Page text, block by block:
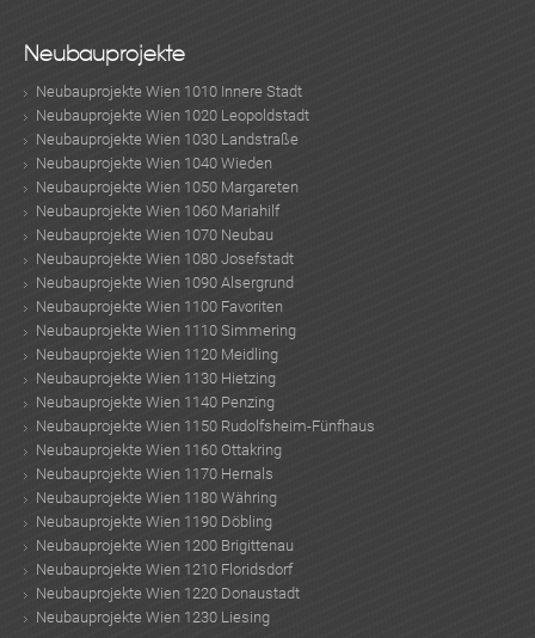
Neubauprojekte
Neubauprojekte Wien 1010 Innere Stadt
Neubauprojekte Wien 1020 Leopoldstadt
Neubauprojekte Wien 1030 Landstraße
Neubauprojekte Wien 1040 Wieden
Neubauprojekte Wien 1050 Margareten
Neubauprojekte Wien 1060 Mariahilf
Neubauprojekte Wien 1070 Neubau
Neubauprojekte Wien 1080 Josefstadt
Neubauprojekte Wien 1090 Alsergrund
Neubauprojekte Wien 1100 Favoriten
Neubauprojekte Wien 1110 Simmering
Neubauprojekte Wien 1120 Meidling
Neubauprojekte Wien 1130 Hietzing
Neubauprojekte Wien 1140 Penzing
Neubauprojekte Wien 1150 Rudolfsheim-Fünfhaus
Neubauprojekte Wien 1160 Ottakring
Neubauprojekte Wien 1170 Hernals
Neubauprojekte Wien 1180 Währing
Neubauprojekte Wien 1190 Döbling
Neubauprojekte Wien 1200 Brigittenau
Neubauprojekte Wien 1210 Floridsdorf
Neubauprojekte Wien 1220 Donaustadt
Neubauprojekte Wien 1230 Liesing